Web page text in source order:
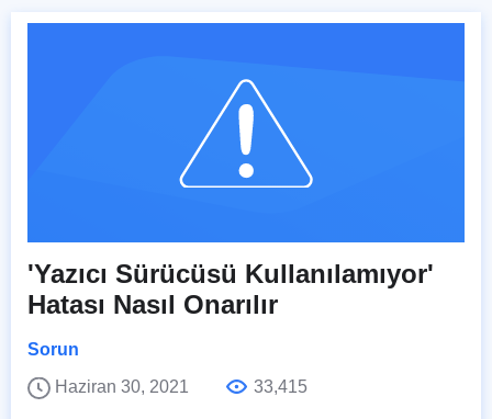
'Yazıcı Sürücüsü Kullanılamıyor'
Hatası Nasıl Onarılır
Sorun
Haziran 30, 2021
33,415